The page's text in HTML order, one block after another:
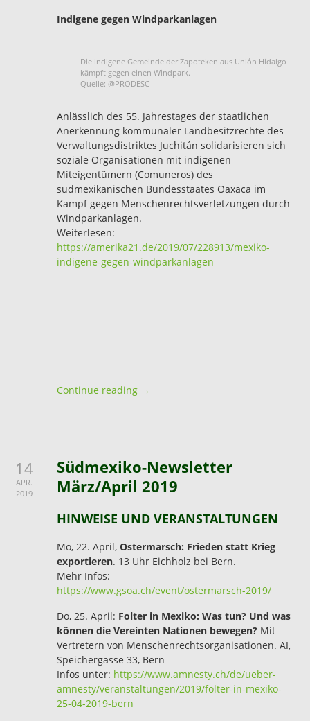
Indigene gegen Windparkanlagen
Die indigene Gemeinde der Zapoteken aus Unión Hidalgo
kämpft gegen einen Windpark.
Quelle: @PRODESC
Anlässlich des 55. Jahrestages der staatlichen
Anerkennung kommunaler Landbesitzrechte des
Verwaltungsdistriktes Juchitán solidarisieren sich
soziale Organisationen mit indigenen
Miteigentümern (Comuneros) des
südmexikanischen Bundesstaates Oaxaca im
Kampf gegen Menschenrechtsverletzungen durch
Windparkanlagen.
Weiterlesen:
https://amerika21.de/2019/07/228913/mexiko-
indigene-gegen-windparkanlagen
Continue reading →
14
APR.
2019
Südmexiko-Newsletter
März/April 2019
HINWEISE UND VERANSTALTUNGEN
Mo, 22. April,Ostermarsch: Frieden statt Krieg
exportieren. 13 Uhr Eichholz bei Bern.
Mehr Infos:
https://www.gsoa.ch/event/ostermarsch-2019/
Do, 25. April: Folter in Mexiko: Was tun? Und was
können die Vereinten Nationen bewegen? Mit
Vertretern von Menschenrechtsorganisationen. AI,
Speichergasse 33, Bern
Infos unter: https://www.amnesty.ch/de/ueber-
amnesty/veranstaltungen/2019/folter-in-mexiko-
25-04-2019-bern